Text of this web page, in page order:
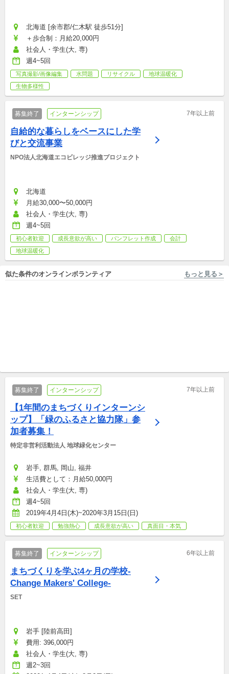
北海道 [余市郡/仁木駅 徒歩51分]
＋歩合制：月給20,000円
社会人・学生(大, 専)
週4~5回
写真撮影/画像編集 水問題 リサイクル
地球温暖化
生物多様性
募集終了 インターンシップ 7年以上前
自給的な暮らしをベースにした学
びと交流事業
NPO法人北海道エコビレッジ推進プロジェクト
北海道
月給30,000〜50,000円
社会人・学生(大, 専)
週4~5回
初心者歓迎 成長意欲が高い パンフレット作成
会計
地球温暖化
似た条件のオンラインボランティア もっと見る＞
募集終了 インターンシップ 7年以上前
【1年間のまちづくりインターンシ
ップ】「緑のふるさと協力隊」参
加者募集！
特定非営利活動法人 地球緑化センター
岩手, 群馬, 岡山, 福井
生活費として：月給50,000円
社会人・学生(大, 専)
週4~5回
2019年4月4日(木)~2020年3月15日(日)
初心者歓迎 勉強熱心 成長意欲が高い 真面目・本気
募集終了 インターンシップ 6年以上前
まちづくりを学ぶ4ヶ月の学校-
Change Makers' College-
SET
岩手 [陸前高田]
費用: 396,000円
社会人・学生(大, 専)
週2~3回